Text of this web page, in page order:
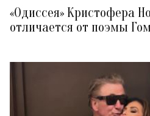
«Одиссея» Кристофера
отличается от поэмы